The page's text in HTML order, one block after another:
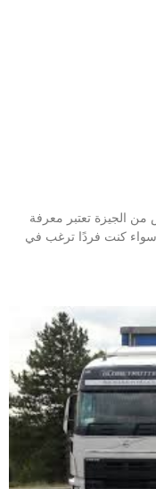
الجيزة تعتبر معرفة
سواء كنت فردًا ترغب في